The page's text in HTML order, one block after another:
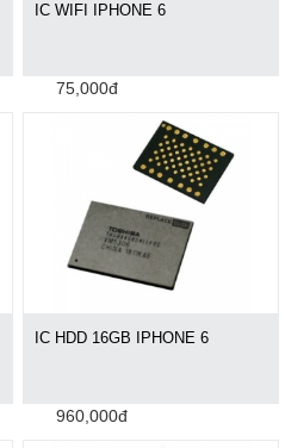
IC WIFI IPHONE 6
75,000đ
IC HDD 16GB IPHONE 6
960,000đ